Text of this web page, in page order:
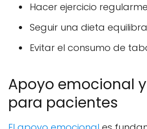
Hacer ejercicio
Seguir una dieta
Evitar el consumo de
Apoyo emocional
para pacientes